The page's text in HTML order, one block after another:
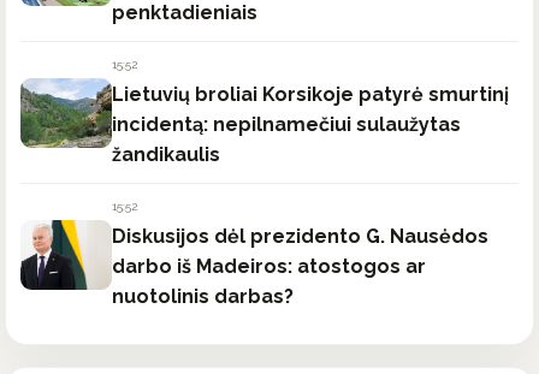
penktadieniais
15:52
Lietuvių broliai Korsikoje patyrė smurtinį
incidentą: nepilnamečiui sulaužytas
žandikaulis
15:52
Diskusijos dėl prezidento G. Nausėdos
darbo iš Madeiros: atostogos ar
nuotolinis darbas?